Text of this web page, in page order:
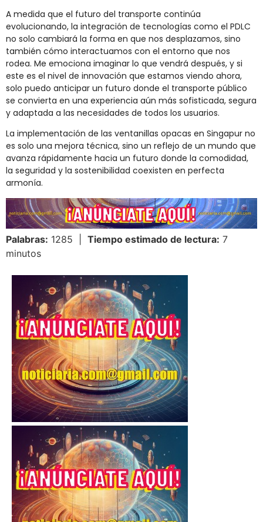
A medida que el futuro del transporte continúa
evolucionando, la integración de tecnologías como el PDLC
no solo cambiará la forma en que nos desplazamos, sino
también cómo interactuamos con el entorno que nos
rodea. Me emociona imaginar lo que vendrá después, y si
este es el nivel de innovación que estamos viendo ahora,
solo puedo anticipar un futuro donde el transporte público
se convierta en una experiencia aún más sofisticada, segura
y adaptada a las necesidades de todos los usuarios.
La implementación de las ventanillas opacas en Singapur no
es solo una mejora técnica, sino un reflejo de un mundo que
avanza rápidamente hacia un futuro donde la comodidad,
la seguridad y la sostenibilidad coexisten en perfecta
armonía.
Palabras: 1285 | Tiempo estimado de lectura: 7
minutos